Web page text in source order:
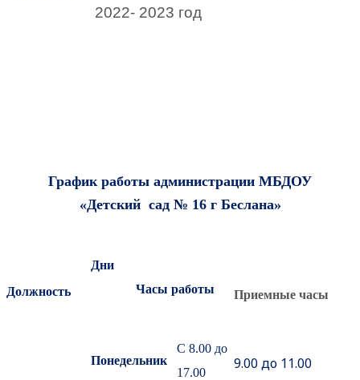
2022- 2023 год
График работы администрации МБДОУ
«Детский сад № 16 г Беслана»
Должность
Дни
Часы работы
Приемные часы
Понедельник
С 8.00 до
17.00
9.00 до 11.00